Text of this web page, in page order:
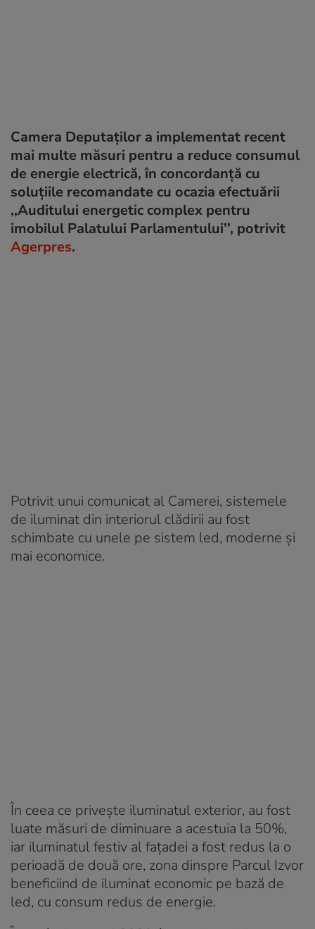
Camera Deputaţilor a implementat recent
mai multe măsuri pentru a reduce consumul
de energie electrică, în concordanţă cu
soluţiile recomandate cu ocazia efectuării
,,Auditului energetic complex pentru
imobilul Palatului Parlamentului’’, potrivit
Agerpres.
Potrivit unui comunicat al Camerei, sistemele
de iluminat din interiorul clădirii au fost
schimbate cu unele pe sistem led, moderne și
mai economice.
În ceea ce priveşte iluminatul exterior, au fost
luate măsuri de diminuare a acestuia la 50%,
iar iluminatul festiv al faţadei a fost redus la o
perioadă de două ore, zona dinspre Parcul Izvor
beneficiind de iluminat economic pe bază de
led, cu consum redus de energie.